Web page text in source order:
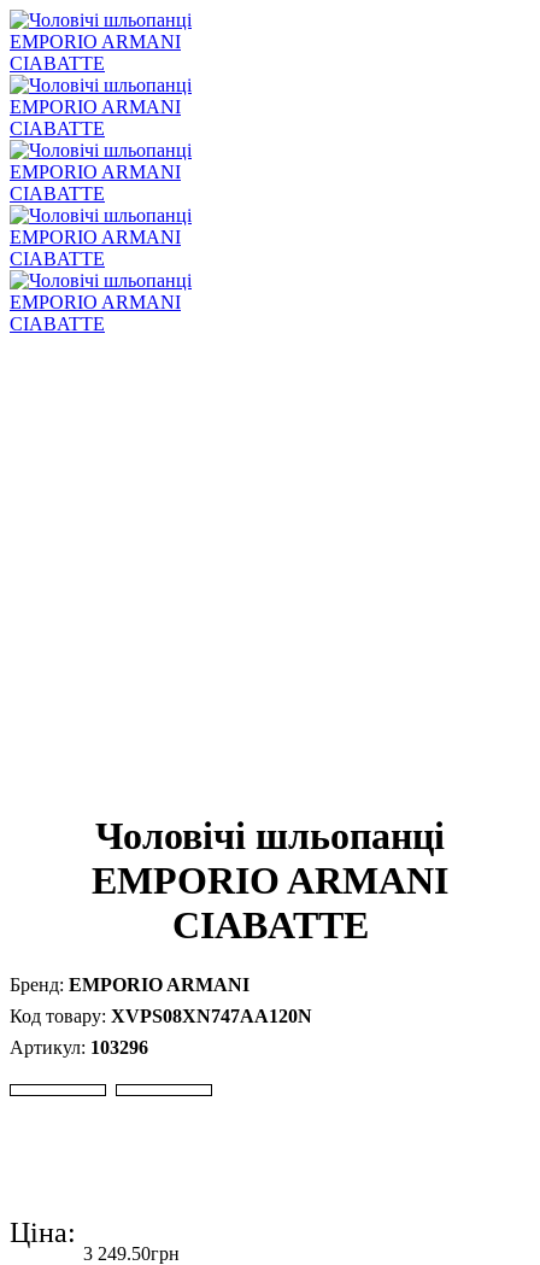
Чоловічі шльопанці
EMPORIO ARMANI
CIABATTE
EMPORIO ARMANI
XVPS08XN747AA120N
103296
Ціна:
3 249.50грн